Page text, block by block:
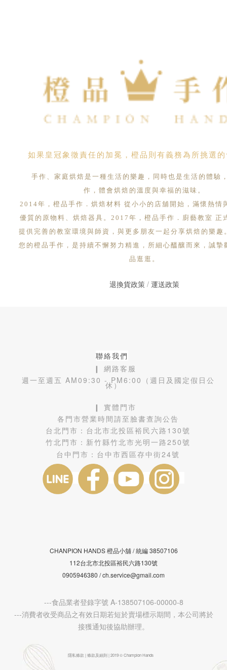
如果皇冠象徵責任的加冕，橙品則有義務為所挑選
手作、家庭烘焙是一種生活的樂趣，同時也是生活的體驗
作，體會烘焙的溫度與幸福的滋味。
2014年，橙品手作．烘焙材料 從小小的店舖開始，滿懷熱情
優質的原物料、烘焙器具。2017年，橙品手作．廚藝教室 正
提供完善的教室環境與師資，與更多朋友一起分享烘焙的樂趣
您的橙品手作，是持續不懈努力精進，所細心醞釀而來，誠摯
品逛逛。
退換貨政策/ 運送政策
聯絡我們
❙ 網路客服
週一至週五 AM09:30 - PM6:00（週日及國定假日公
休）
❙ 實體門市
各門市營業時間請至臉書查詢公告
台北門市： 台北市北投區裕民六路130號
竹北門市： 新竹縣竹北市光明一路250號
台中門市： 台中市西區存中街24號
CHANPION HANDS 橙品小舖 /統編38507106
112台北市北投區裕民六路130號
0905946380 / ch.service@gmail.com
---食品業者登錄字號 A-138507106-00000-8
---消費者收受商品之有效日期若短於賣場標示期間，本公司將於
接獲通知後協助辦理。
隱私條款 | 條款及細則 | 2019 © Champion Hands